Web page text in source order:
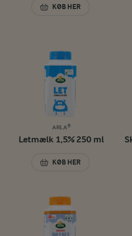
KØB HER
MINIMÆLK 0,4% 250 ML
ARLA®
Letmælk 1,5% 250 ml
KØB HER
LETMÆLK 1,5% 250 ML